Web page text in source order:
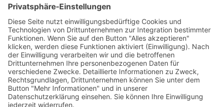
die sich umfassend um das Wohlergehen Ihrer
Kinder kümmern. Von Vorsorgeuntersuchungen
und Impfungen bis hin zur Behandlung von
Kinderkrankheiten stehen sie Ihnen mit ihrer
Expertise zur Seite. Vertrauen Sie auf unser
Branchenportal, um den bestenKinderarzt
Alsbach-Hähnleinzu finden. Wir bieten Ihnen
detaillierte Informationen zu den Ärzten, ihren
Fachgebieten, Öffnungszeiten und Standorten.